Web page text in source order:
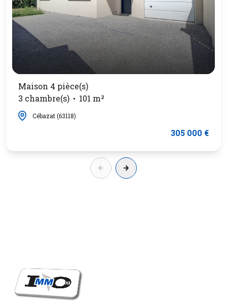
Maison 4 pièce(s)
3 chambre(s)
101 m²
Cébazat (63118)
305 000 €